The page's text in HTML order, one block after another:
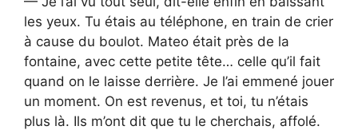
les yeux. Tu étais au téléphone, en train de crier
à cause du boulot. Mateo était près de la
fontaine, avec cette petite tête… celle qu’il fait
quand on le laisse derrière. Je l’ai emmené jouer
un moment. On est revenus, et toi, tu n’étais
plus là. Ils m’ont dit que tu le cherchais, affolé.